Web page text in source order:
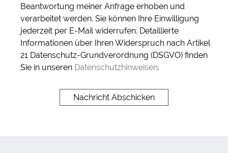
Beantwortung meiner Anfrage erhoben und
verarbeitet werden. Sie können Ihre Einwilligung
jederzeit per E-Mail widerrufen. Detaillierte
Informationen über Ihren Widerspruch nach Artikel
21 Datenschutz-Grundverordnung (DSGVO) finden
Sie in unseren Datenschutzhinweisen.
Nachricht Abschicken